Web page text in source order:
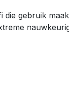
gebruik